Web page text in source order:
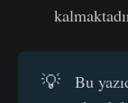
💡
Bu